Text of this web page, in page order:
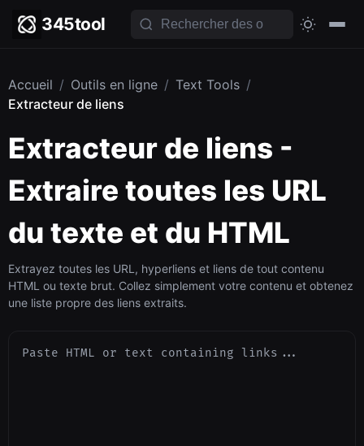
345tool
Accueil / Outils en ligne / Text Tools /
Extracteur de liens
Extracteur de liens -
Extraire toutes les URL
du texte et du HTML
Extrayez toutes les URL, hyperliens et liens de tout contenu
HTML ou texte brut. Collez simplement votre contenu et obtenez
une liste propre des liens extraits.